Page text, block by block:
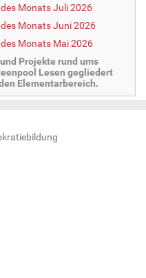
Monats Juli 2026
Monats Juni 2026
Monats Mai 2026
Projekte rund ums
Lesen gegliedert
Elementarbereich.